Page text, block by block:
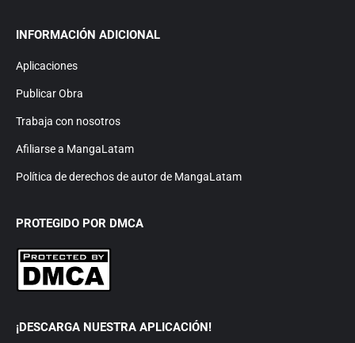
INFORMACIÓN ADICIONAL
Aplicaciones
Publicar Obra
Trabaja con nosotros
Afiliarse a MangaLatam
Política de derechos de autor de MangaLatam
PROTEGIDO POR DMCA
¡DESCARGA NUESTRA APLICACIÓN!